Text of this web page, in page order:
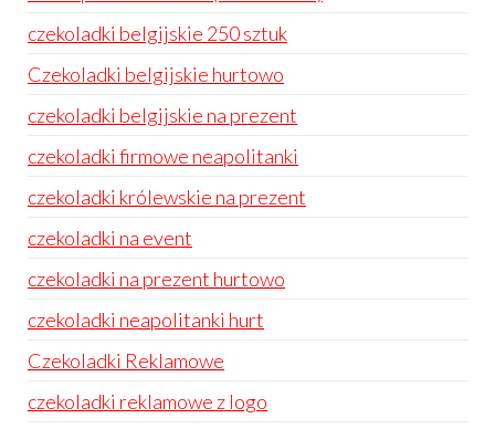
czekoladki belgijskie 250 sztuk
Czekoladki belgijskie hurtowo
czekoladki belgijskie na prezent
czekoladki firmowe neapolitanki
czekoladki królewskie na prezent
czekoladki na event
czekoladki na prezent hurtowo
czekoladki neapolitanki hurt
Czekoladki Reklamowe
czekoladki reklamowe z logo